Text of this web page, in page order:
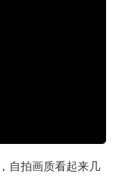
自拍画质看起来几